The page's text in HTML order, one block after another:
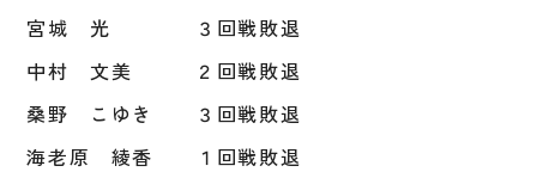
宮城 光 ３回戦敗退
中村 文美 ２回戦敗退
桑野 こゆき ３回戦敗退
海老原 綾香 １回戦敗退